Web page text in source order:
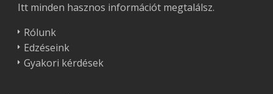
Itt minden hasznos információt megtalálsz.
Rólunk
Edzéseink
Gyakori kérdések